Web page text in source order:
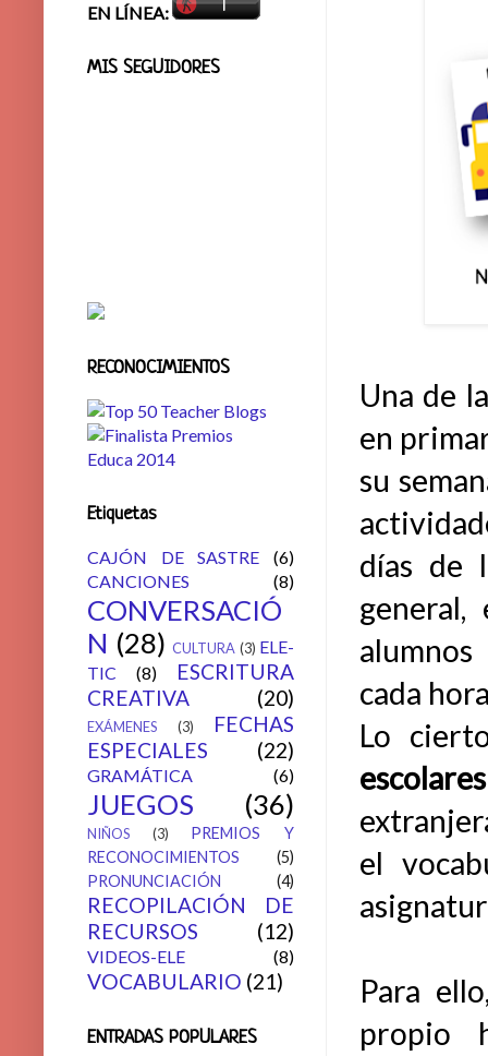
Una de
en
su
días de
cada
Lo
escolares
el
Para
propio
EN LÍNEA:
MIS SEGUIDORES
RECONOCIMIENTOS
Etiquetas
CAJÓN DE SASTRE
(6)
CANCIONES
(8)
CONVERSACIÓ
N (28) CULTURA (3) ELE-
TIC
(8)
ESCRITURA
CREATIVA
(20)
EXÁMENES (3)
FECHAS
ESPECIALES
(22)
GRAMÁTICA (6)
JUEGOS (36)
NIÑOS (3)
PREMIOS Y
RECONOCIMIENTOS
(5)
PRONUNCIACIÓN
(4)
RECOPILACIÓN DE
RECURSOS
(12)
VIDEOS-ELE (8)
VOCABULARIO (21)
ENTRADAS POPULARES